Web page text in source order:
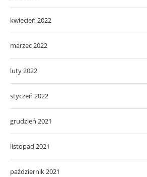
kwiecień 2022
marzec 2022
luty 2022
styczeń 2022
grudzień 2021
listopad 2021
październik 2021